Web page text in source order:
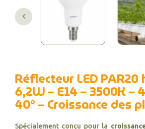
Réflecteur LED
6,2W – E14 – 3500K –
40° – Croissance des
Spécialement conçu pour la